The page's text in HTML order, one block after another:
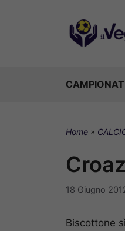
Home »
18 Giugno
Biscottone